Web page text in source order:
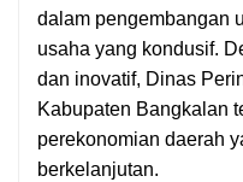
dalam pengembangan
usaha yang kondusif.
dan inovatif, Dinas
Kabupaten Bangkalan
perekonomian daerah
berkelanjutan.